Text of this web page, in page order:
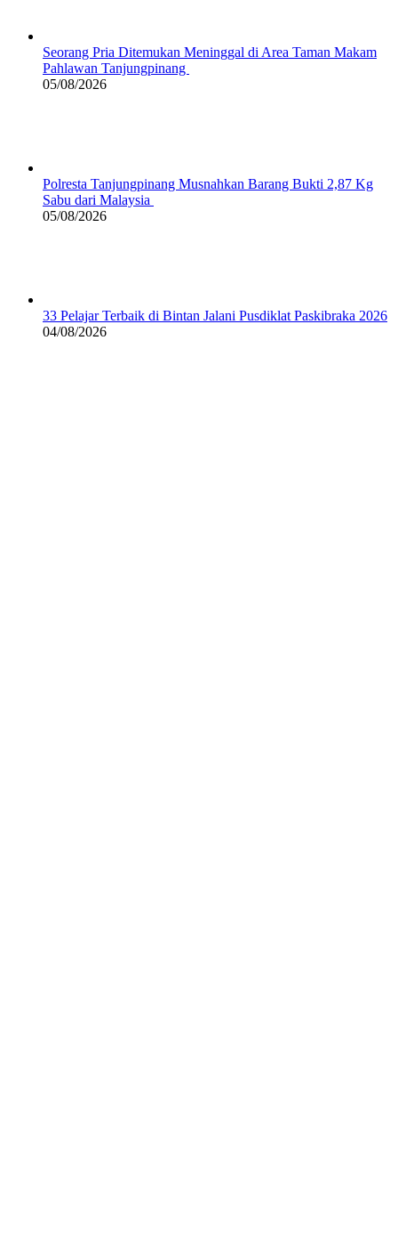
Seorang Pria Ditemukan Meninggal di Area Taman Makam
Pahlawan Tanjungpinang
05/08/2026
Polresta Tanjungpinang Musnahkan Barang Bukti 2,87 Kg
Sabu dari Malaysia
05/08/2026
33 Pelajar Terbaik di Bintan Jalani Pusdiklat Paskibraka 2026
04/08/2026